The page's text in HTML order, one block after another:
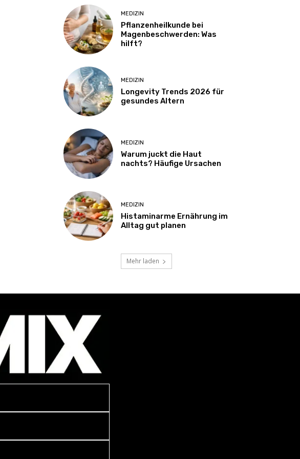
MEDIZIN
Pflanzenheilkunde bei
Magenbeschwerden: Was
hilft?
MEDIZIN
Longevity Trends 2026 für
gesundes Altern
MEDIZIN
Warum juckt die Haut
nachts? Häufige Ursachen
MEDIZIN
Histaminarme Ernährung im
Alltag gut planen
Mehr laden